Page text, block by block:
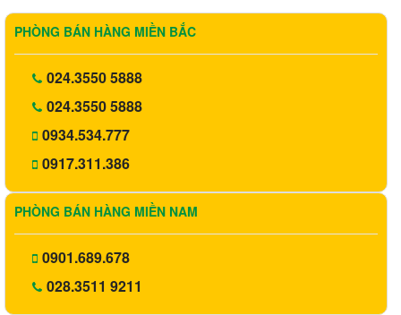
PHÒNG BÁN HÀNG MIỀN BẮC
024.3550 5888
024.3550 5888
0934.534.777
0917.311.386
PHÒNG BÁN HÀNG MIỀN NAM
0901.689.678
028.3511 9211